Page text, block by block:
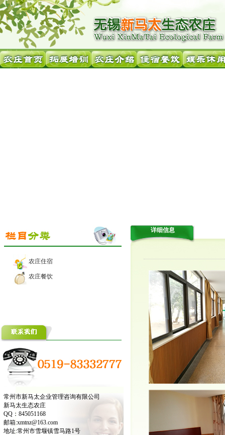
农庄住宿
农庄餐饮
常州市新马太企业管理咨询有限公司
新马太生态农庄
QQ：845051168
邮箱:xmtnz@163.com
地址:常州市雪堰镇雪马路1号
详细信息